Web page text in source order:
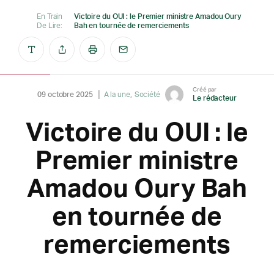
En Train
De Lire:
Victoire du OUI : le Premier ministre Amadou Oury
Bah en tournée de remerciements
09 octobre 2025 A la une Société
Créé par
Le rédacteur
Victoire du OUI : le
Premier ministre
Amadou Oury Bah
en tournée de
remerciements